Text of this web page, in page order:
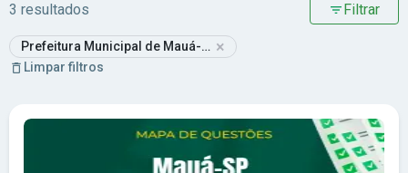
3 resultados Filtrar
Prefeitura Municipal de Mauá-SP×
Limpar filtros